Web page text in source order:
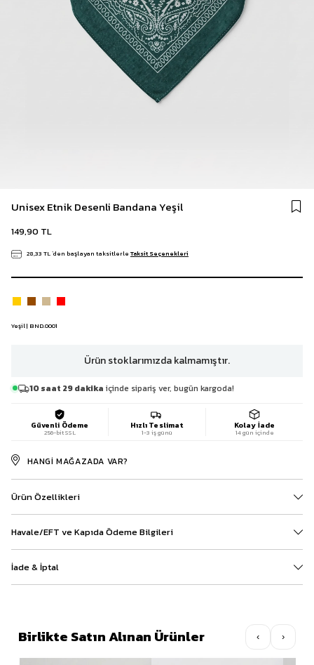
Unisex Etnik Desenli Bandana Yeşil
149,90 TL
28,33 TL`den başlayan taksitlerle Taksit Seçenekleri
Yeşil | BND.0001
Ürün stoklarımızda kalmamıştır.
10 saat 29 dakika içinde sipariş ver, bugün kargoda!
Güvenli Ödeme
256-bit SSL
Hızlı Teslimat
1-3 iş günü
Kolay İade
14 gün içinde
HANGI MAĞAZADA VAR?
Ürün Özellikleri
Havale/EFT ve Kapıda Ödeme Bilgileri
İade & İptal
Birlikte Satın Alınan Ürünler ‹ ›